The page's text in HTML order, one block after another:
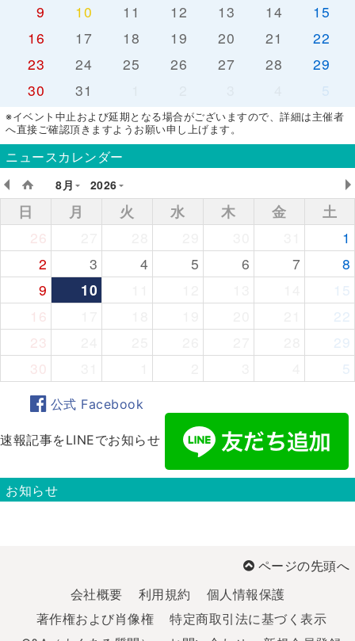
9
10 11 12 13 14
15
16
17 18 19 20 21
22
23
24 25 26 27 28
29
30
31 5
※イベント中止および延期となる場合がございますので、詳細は主催者
へ直接ご確認頂きますようお願い申し上げます。
ニュースカレンダー
8月
2026
日 月 火 水 木 金
土
26
1
2
3 4 5 6 7
8
9
10
15
16
22
23
29
30
5
公式 Facebook
速報記事をLINEでお知らせ
お知らせ
ページの先頭へ
会社概要
利用規約
個人情報保護
著作権および肖像権
特定商取引法に基づく表示